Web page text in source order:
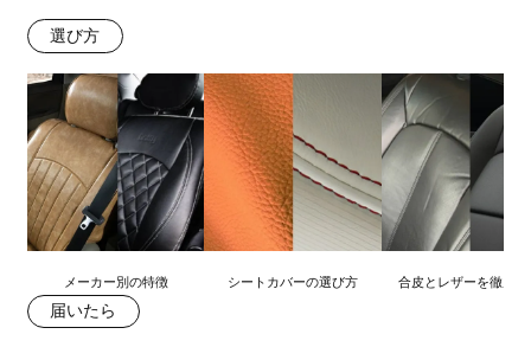
選び方
メーカー別の特徴 シートカバーの選び方 合皮とレザーを徹底比
届いたら